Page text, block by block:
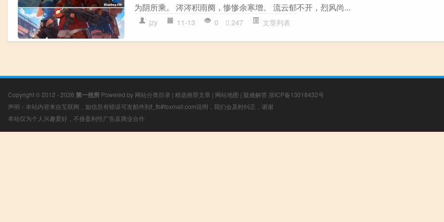
为阴所乘。 涔涔积雨阕，惨惨余寒增。 流云郁不开，烈风尚...
jzy 11-13 0 247 文章列表
Copyright © 2012 - 2026 第一丝所 Powered by 网站分类目录 | 精选推荐文章 | 网站地图 | 疑难解答 浙ICP备13018432号
声明：本站内容来自互联网，如信息有错误可发邮件到f_fb#foxmail.com说明，我们会及时纠正，谢谢
本站仅为个人兴趣爱好，不接盈利性广告及商业合作